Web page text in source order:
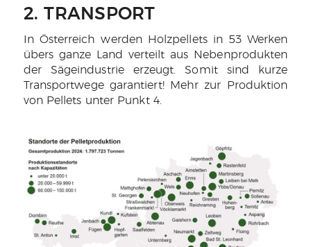
2. TRANSPORT
In Österreich werden Holzpellets in 53 Werken
übers ganze Land verteilt aus Nebenprodukten
der Sägeindustrie erzeugt. Somit sind kurze
Transportwege garantiert! Mehr zur Produktion
von Pellets unter Punkt 4.